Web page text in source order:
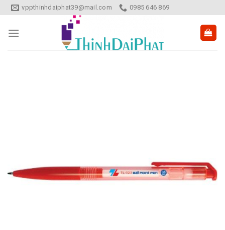
Skip
to
content
vppthinhdaiphat39@mail.com 0985 646 869